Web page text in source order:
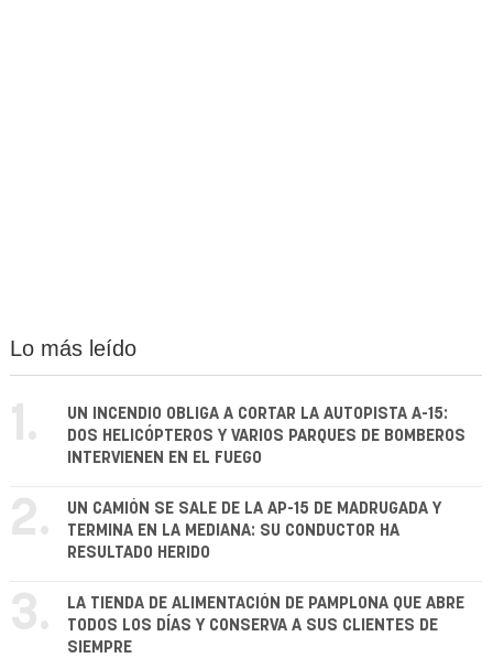
Lo más leído
1.
UN INCENDIO OBLIGA A CORTAR LA AUTOPISTA A-15:
DOS HELICÓPTEROS Y VARIOS PARQUES DE BOMBEROS
INTERVIENEN EN EL FUEGO
2.
UN CAMIÓN SE SALE DE LA AP-15 DE MADRUGADA Y
TERMINA EN LA MEDIANA: SU CONDUCTOR HA
RESULTADO HERIDO
3.
LA TIENDA DE ALIMENTACIÓN DE PAMPLONA QUE ABRE
TODOS LOS DÍAS Y CONSERVA A SUS CLIENTES DE
SIEMPRE